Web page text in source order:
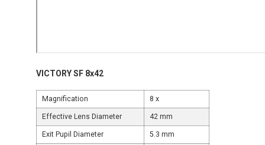
VICTORY SF 8x42
Magnification 8 x
Effective Lens Diameter 42 mm
Exit Pupil Diameter 5.3 mm